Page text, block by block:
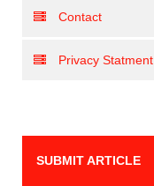
Contact
Privacy Statment
SUBMIT ARTICLE